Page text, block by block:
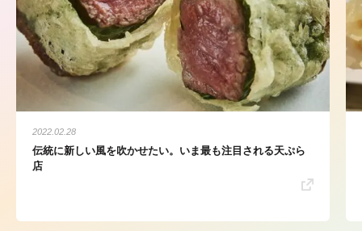
2022.02.28
伝統に新しい風を吹かせたい。いま最も注目される天ぷら
店